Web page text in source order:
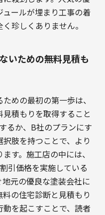
ールが埋まり工事の着
珍しくありません。
いための無料見積も
めの最初の第一歩は、
積もりを取得すること
るか、B社のプランにす
肢を持つことで、より
す。施工店の中には、
引価格を実施している
元の優良な塗装会社に
の住宅診断と見積もり
を起こすことで、読者